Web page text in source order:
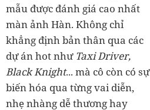
mẫu được đánh giá cao nhất
màn ảnh Hàn. Không chỉ
khẳng định bản thân qua các
dự án hot như Taxi Driver,
Black Knight... mà cô còn có sự
biến hóa qua từng vai diễn,
nhẹ nhàng dễ thương hay